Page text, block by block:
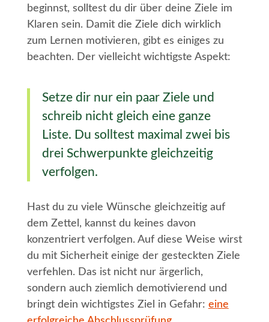
beginnst, solltest du dir über deine Ziele im
Klaren sein. Damit die Ziele dich wirklich
zum Lernen motivieren, gibt es einiges zu
beachten. Der vielleicht wichtigste Aspekt:
Setze dir nur ein paar Ziele und
schreib nicht gleich eine ganze
Liste. Du solltest maximal zwei bis
drei Schwerpunkte gleichzeitig
verfolgen.
Hast du zu viele Wünsche gleichzeitig auf
dem Zettel, kannst du keines davon
konzentriert verfolgen. Auf diese Weise wirst
du mit Sicherheit einige der gesteckten Ziele
verfehlen. Das ist nicht nur ärgerlich,
sondern auch ziemlich demotivierend und
bringt dein wichtigstes Ziel in Gefahr: eine